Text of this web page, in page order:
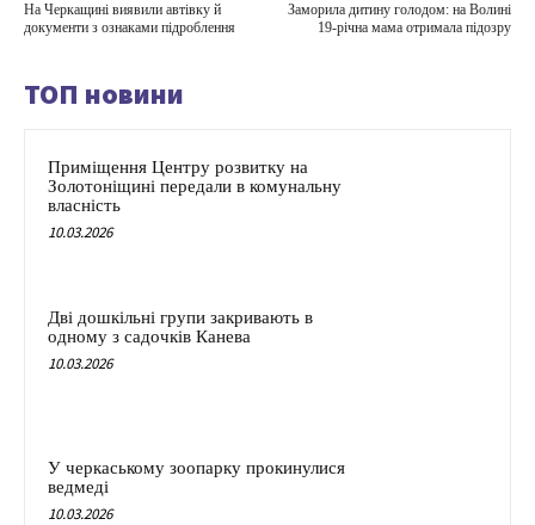
На Черкащині виявили автівку й
документи з ознаками підроблення
Заморила дитину голодом: на Волині
19-річна мама отримала підозру
ТОП новини
Приміщення Центру розвитку на
Золотоніщині передали в комунальну
власність
10.03.2026
Дві дошкільні групи закривають в
одному з садочків Канева
10.03.2026
У черкаському зоопарку прокинулися
ведмеді
10.03.2026